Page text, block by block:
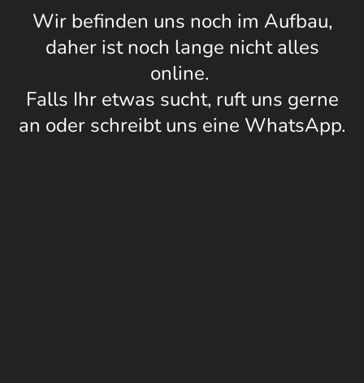
Wir befinden uns noch im Aufbau,
daher ist noch lange nicht alles
online.
Falls Ihr etwas sucht, ruft uns gerne
an oder schreibt uns eine WhatsApp.